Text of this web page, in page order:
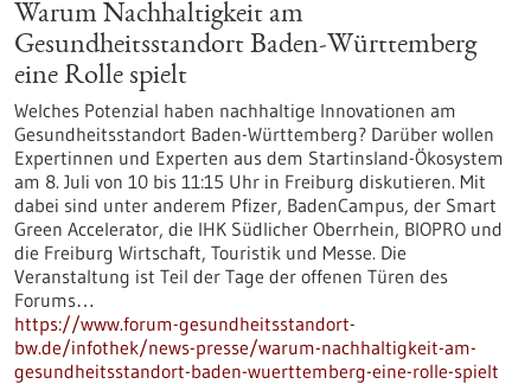
Warum Nachhaltigkeit am
Gesundheitsstandort Baden-Württemberg
eine Rolle spielt
Welches Potenzial haben nachhaltige Innovationen am
Gesundheitsstandort Baden-Württemberg? Darüber wollen
Expertinnen und Experten aus dem Startinsland-Ökosystem
am 8. Juli von 10 bis 11:15 Uhr in Freiburg diskutieren. Mit
dabei sind unter anderem Pfizer, BadenCampus, der Smart
Green Accelerator, die IHK Südlicher Oberrhein, BIOPRO und
die Freiburg Wirtschaft, Touristik und Messe. Die
Veranstaltung ist Teil der Tage der offenen Türen des
Forums…
https://www.forum-gesundheitsstandort-
bw.de/infothek/news-presse/warum-nachhaltigkeit-am-
gesundheitsstandort-baden-wuerttemberg-eine-rolle-spielt